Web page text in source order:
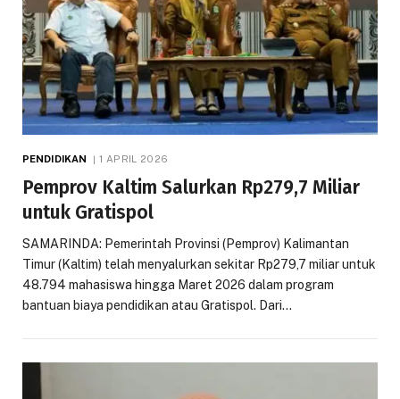
PENDIDIKAN 1 APRIL 2026
Pemprov Kaltim Salurkan Rp279,7 Miliar
untuk Gratispol
SAMARINDA: Pemerintah Provinsi (Pemprov) Kalimantan
Timur (Kaltim) telah menyalurkan sekitar Rp279,7 miliar untuk
48.794 mahasiswa hingga Maret 2026 dalam program
bantuan biaya pendidikan atau Gratispol. Dari…